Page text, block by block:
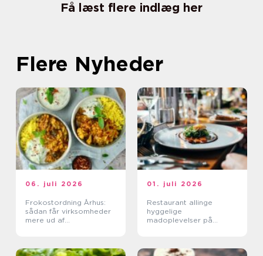
Få læst flere indlæg her
Flere Nyheder
06. juli 2026
Frokostordning Århus:
sådan får virksomheder
mere ud af
01. juli 2026
Restaurant allinge
hyggelige
madoplevelser på